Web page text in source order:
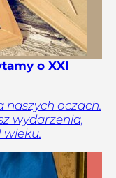
o XXI
naszych oczach.
wydarzenia,
wieku.